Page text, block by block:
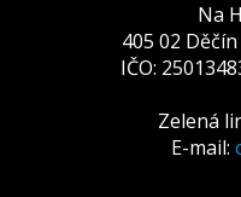
Na
405 02
IČO:
Zelená
E-mail: